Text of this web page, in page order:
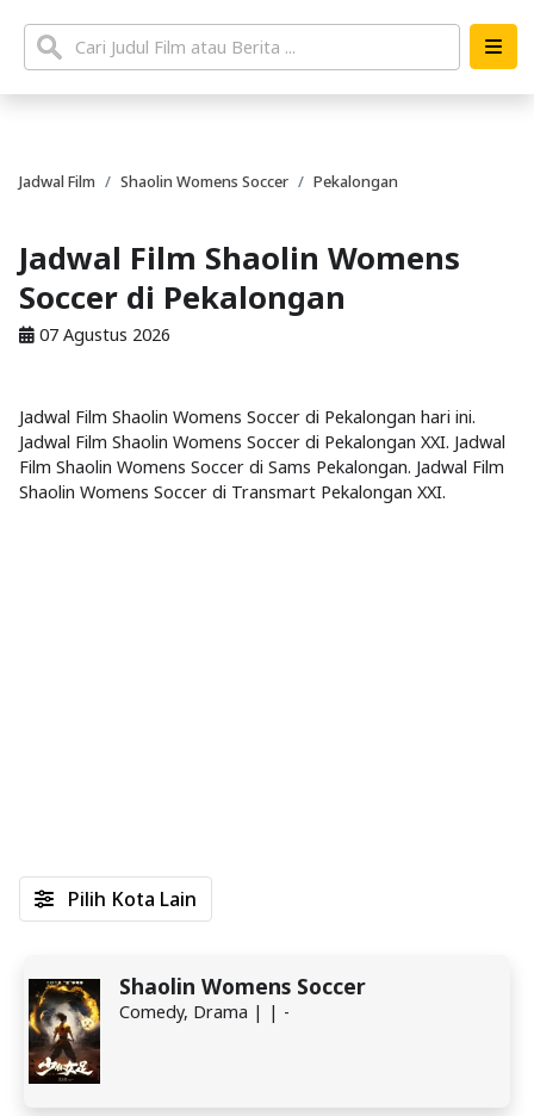
Jadwal Film Shaolin Womens Soccer Pekalongan
Jadwal Film Shaolin Womens
Soccer di Pekalongan
07 Agustus 2026
Jadwal Film Shaolin Womens Soccer di Pekalongan hari ini.
Jadwal Film Shaolin Womens Soccer di Pekalongan XXI. Jadwal
Film Shaolin Womens Soccer di Sams Pekalongan. Jadwal Film
Shaolin Womens Soccer di Transmart Pekalongan XXI.
Shaolin Womens Soccer
Comedy, Drama | | -
Pilih Kota Lain